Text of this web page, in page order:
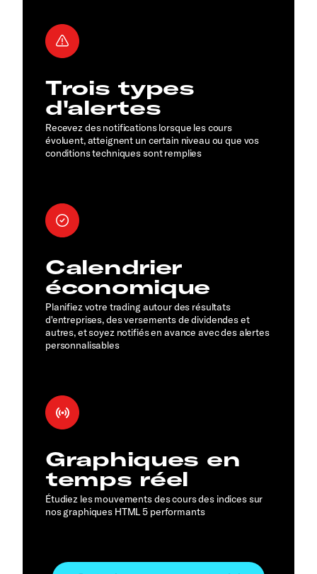
Trois types
d'alertes
Recevez des notifications lorsque les cours
évoluent, atteignent un certain niveau ou que vos
conditions techniques sont remplies
Calendrier
économique
Planifiez votre trading autour des résultats
d'entreprises, des versements de dividendes et
autres, et soyez notifiés en avance avec des alertes
personnalisables
Graphiques en
temps réel
Étudiez les mouvements des cours des indices sur
nos graphiques HTML 5 performants